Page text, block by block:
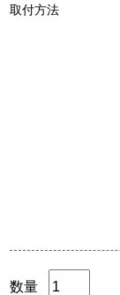
取付方法
数量